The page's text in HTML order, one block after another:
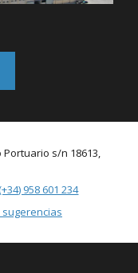
s/n 18613,
958 601 234